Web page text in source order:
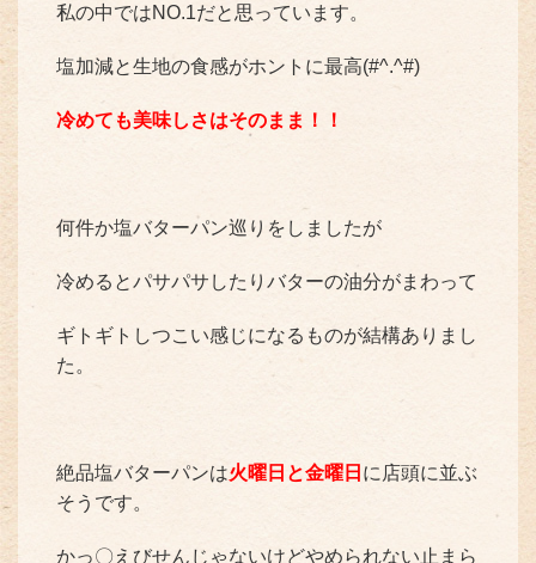
私の中ではNO.1だと思っています。
塩加減と生地の食感がホントに最高(#^.^#)
冷めても美味しさはそのまま！！
何件か塩バターパン巡りをしましたが
冷めるとパサパサしたりバターの油分がまわって
ギトギトしつこい感じになるものが結構ありまし
た。
絶品塩バターパンは火曜日と金曜日 に店頭に並ぶ
そうです。
かっ〇えびせんじゃないけどやめられない止まら